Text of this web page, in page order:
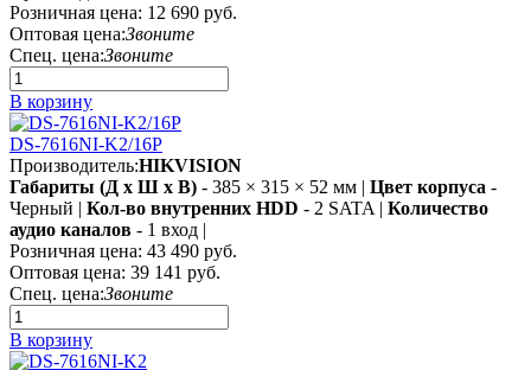
Розничная цена: 12 690 руб.
Оптовая цена:Звоните
Спец. цена:Звоните
В корзину
DS-7616NI-K2/16P
Производитель:HIKVISION
Габариты (Д х Ш х В) - 385 × 315 × 52 мм | Цвет корпуса -
Черный | Кол-во внутренних HDD - 2 SATA | Количество
аудио каналов - 1 вход |
Розничная цена: 43 490 руб.
Оптовая цена: 39 141 руб.
Спец. цена:Звоните
В корзину